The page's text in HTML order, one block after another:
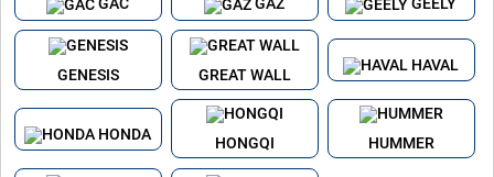
GAC GAZ GEELY
GENESIS GREAT WALL
HAVAL
HONDA
HONGQI HUMMER